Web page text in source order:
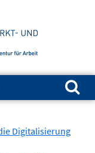
Suchen nach:
Digitalisierung